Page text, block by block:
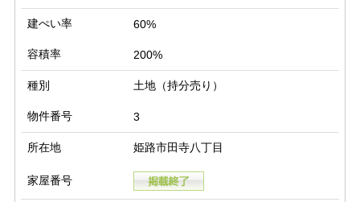
建ぺい率 60%
容積率 200%
種別 土地（持分売り）
物件番号 3
所在地 姫路市田寺八丁目
家屋番号